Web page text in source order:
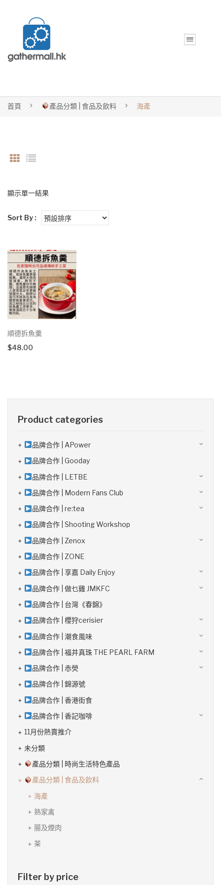
首頁 產品分類 | 食品及飲料 海產
顯示單一結果
Sort By :
順德拆魚羹
$48.00
Product categories
品牌合作 | APower
品牌合作 | Gooday
品牌合作 | LETBE
品牌合作 | Modern Fans Club
品牌合作 | re:tea
品牌合作 | Shooting Workshop
品牌合作 | Zenox
品牌合作 | ZONE
品牌合作 | 享嘉 Daily Enjoy
品牌合作 | 做乜雞 JMKFC
品牌合作 | 台灣《春錦》
品牌合作 | 櫻狩cerisier
品牌合作 | 潮食風味
品牌合作 | 福井真珠 THE PEARL FARM
品牌合作 | 赤熒
品牌合作 | 錦源號
品牌合作 | 香港街食
品牌合作 | 香記咖啡
11月份熱賣推介
未分類
產品分類 | 時尚生活特色產品
產品分類 | 食品及飲料
海產
熟家禽
腸及煙肉
茶
Filter by price